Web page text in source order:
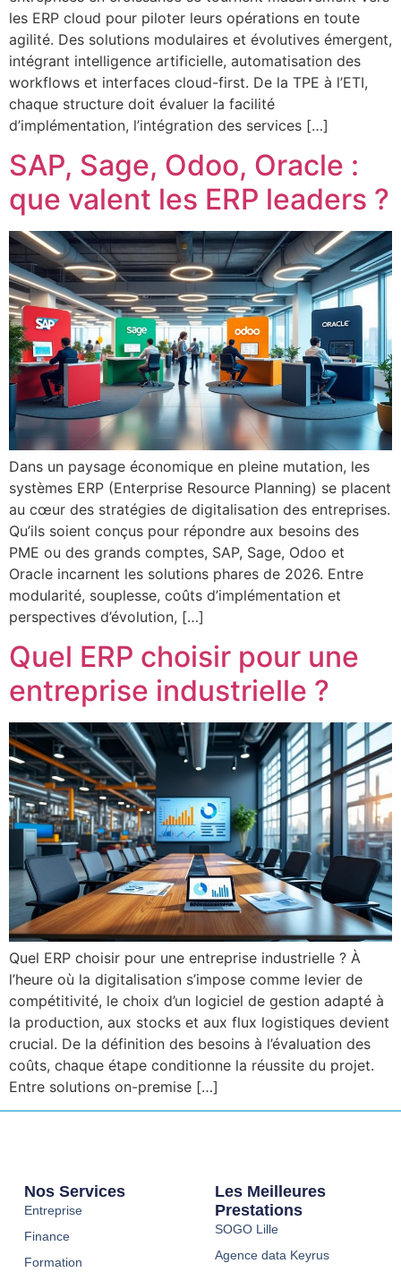
les ERP cloud pour piloter leurs opérations en toute
agilité. Des solutions modulaires et évolutives émergent,
intégrant intelligence artificielle, automatisation des
workflows et interfaces cloud-first. De la TPE à l’ETI,
chaque structure doit évaluer la facilité
d’implémentation, l’intégration des services […]
SAP, Sage, Odoo, Oracle :
que valent les ERP leaders ?
Dans un paysage économique en pleine mutation, les
systèmes ERP (Enterprise Resource Planning) se placent
au cœur des stratégies de digitalisation des entreprises.
Qu’ils soient conçus pour répondre aux besoins des
PME ou des grands comptes, SAP, Sage, Odoo et
Oracle incarnent les solutions phares de 2026. Entre
modularité, souplesse, coûts d’implémentation et
perspectives d’évolution, […]
Quel ERP choisir pour une
entreprise industrielle ?
Quel ERP choisir pour une entreprise industrielle ? À
l’heure où la digitalisation s’impose comme levier de
compétitivité, le choix d’un logiciel de gestion adapté à
la production, aux stocks et aux flux logistiques devient
crucial. De la définition des besoins à l’évaluation des
coûts, chaque étape conditionne la réussite du projet.
Entre solutions on-premise […]
Nos Services
Entreprise
Finance
Formation
Les Meilleures
Prestations
SOGO Lille
Agence data Keyrus